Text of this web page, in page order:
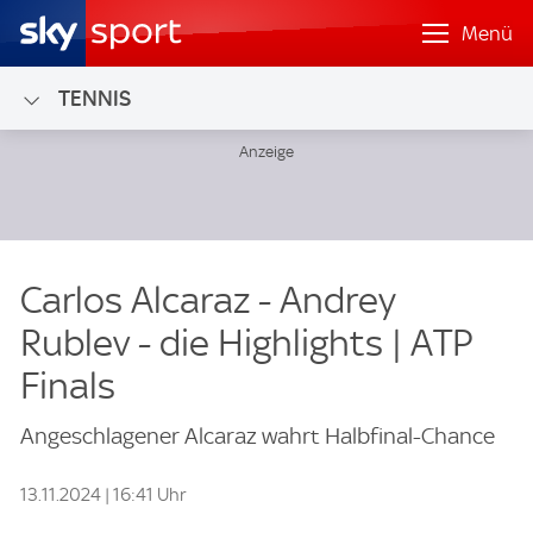
Menü
TENNIS
Carlos Alcaraz - Andrey
Rublev - die Highlights | ATP
Finals
Angeschlagener Alcaraz wahrt Halbfinal-Chance
13.11.2024 | 16:41 Uhr